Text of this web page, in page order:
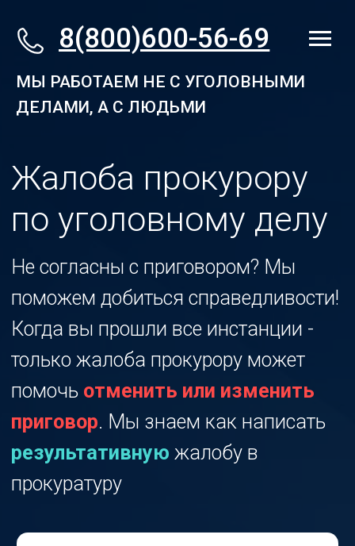
по уголовному делу
Не согласны с приговором? Мы
поможем добиться справедливости!
Когда вы прошли все инстанции -
только жалоба прокурору может
помочь отменить или изменить
приговор. Мы знаем как написать
результативнуюжалобу в
МЫ РАБОТАЕМ НЕ С УГОЛОВНЫМИ
ДЕЛАМИ, А С ЛЮДЬМИ
8(800)600-56-69
Бесплатный анализ
приговора — ваш первый
шаг к успеху
Заполните форму и получите